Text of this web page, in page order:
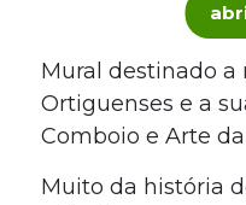
Mural destinado a
Ortiguenses e a
Comboio e Arte da
Muito da história